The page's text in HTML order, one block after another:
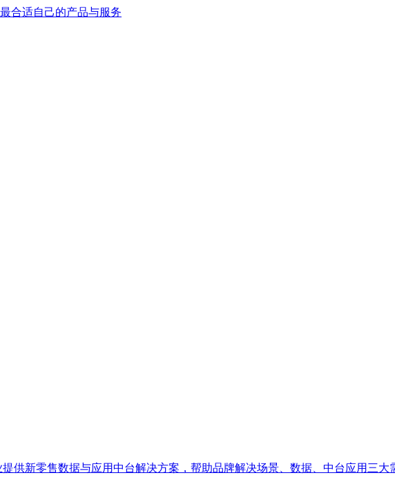
供新零售数据与应用中台解决方案，帮助品牌解决场景、数据、中台应用三大